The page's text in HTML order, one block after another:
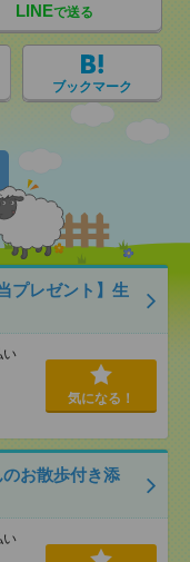
LINEで送る
ブックマーク
プレゼント】生
い
気になる！
のお散歩付き添
い